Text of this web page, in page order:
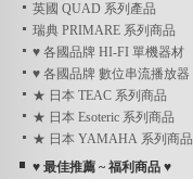
英國 QUAD 系列產品
瑞典 PRIMARE 系列商品
♥ 各國品牌 HI-FI 單機器材
♥ 各國品牌 數位串流播放器
★ 日本 TEAC 系列商品
★ 日本 Esoteric 系列商品
★ 日本 YAMAHA 系列商品
♥ 最佳推薦 ~ 福利商品 ♥